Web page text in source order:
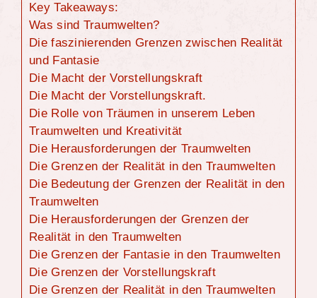
Key Takeaways:
Was sind Traumwelten?
Die faszinierenden Grenzen zwischen Realität
und Fantasie
Die Macht der Vorstellungskraft
Die Macht der Vorstellungskraft.
Die Rolle von Träumen in unserem Leben
Traumwelten und Kreativität
Die Herausforderungen der Traumwelten
Die Grenzen der Realität in den Traumwelten
Die Bedeutung der Grenzen der Realität in den
Traumwelten
Die Herausforderungen der Grenzen der
Realität in den Traumwelten
Die Grenzen der Fantasie in den Traumwelten
Die Grenzen der Vorstellungskraft
Die Grenzen der Realität in den Traumwelten